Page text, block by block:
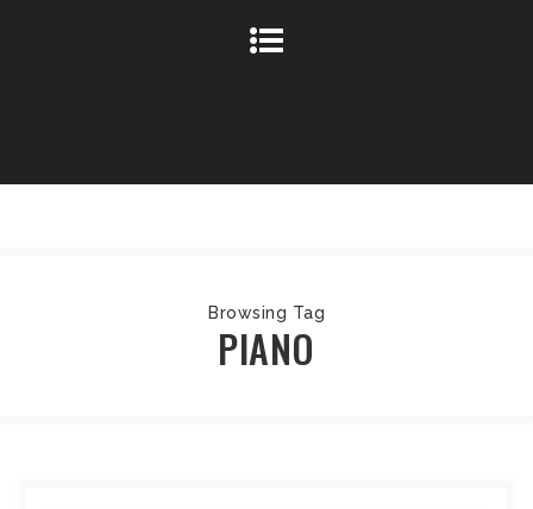
Browsing Tag
PIANO